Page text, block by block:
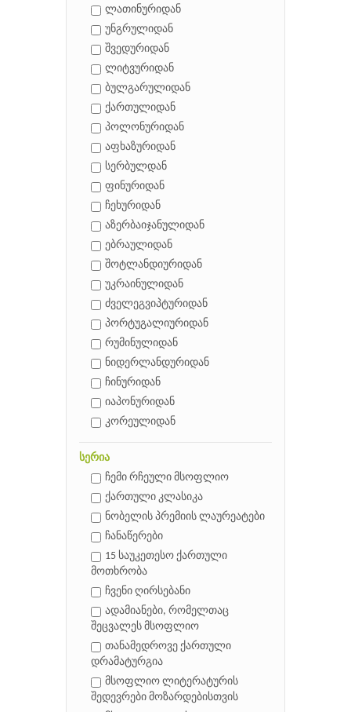
ლათინურიდან
უნგრულიდან
შვედურიდან
ლიტვურიდან
ბულგარულიდან
ქართულიდან
პოლონურიდან
აფხაზურიდან
სერბულდან
ფინურიდან
ჩეხურიდან
აზერბაიჯანულიდან
ებრაულიდან
შოტლანდიურიდან
უკრაინულიდან
ძველეგვიპტურიდან
პორტუგალიურიდან
რუმინულიდან
ნიდერლანდურიდან
ჩინურიდან
იაპონურიდან
კორეულიდან
სერია
ჩემი რჩეული მსოფლიო
ქართული კლასიკა
ნობელის პრემიის ლაურეატები
ჩანაწერები
15 საუკეთესო ქართული
მოთხრობა
ჩვენი ღირსებანი
ადამიანები, რომელთაც
შეცვალეს მსოფლიო
თანამედროვე ქართული
დრამატურგია
მსოფლიო ლიტერატურის
შედევრები მოზარდებისთვის